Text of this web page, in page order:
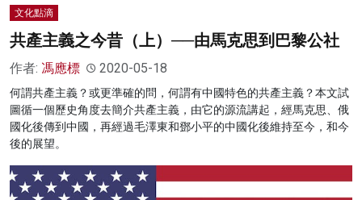
文化點滴
共產主義之今昔（上）──由馬克思到巴黎公社
作者: 馮應標 2020-05-18
何謂共產主義？或更準確的問，何謂有中國特色的共產主義？本文試
圖循一個歷史角度去簡介共產主義，由它的源流講起，經馬克思、俄
國化後傳到中國，再經過毛澤東和鄧小平的中國化後維持至今，和今
後的展望。